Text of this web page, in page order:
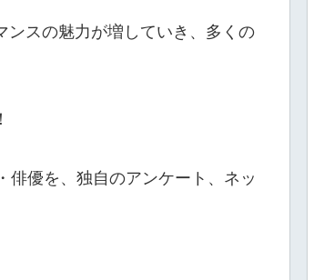
ンスの魅力が増していき、多くの
俳優を、独自のアンケート、ネッ